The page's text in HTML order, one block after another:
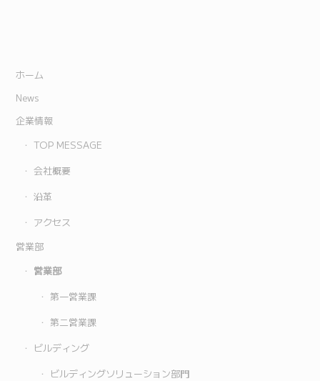
ホーム
News
企業情報
TOP MESSAGE
会社概要
沿革
アクセス
営業部
営業部
第一営業課
第二営業課
ビルディング
ビルディングソリューション部門